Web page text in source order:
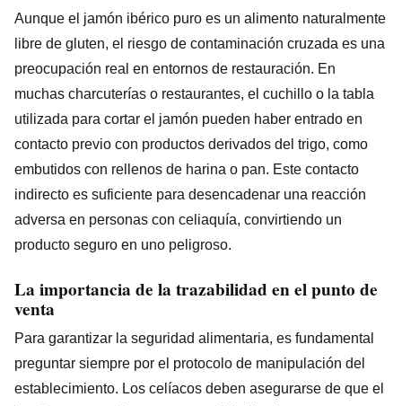
Aunque el jamón ibérico puro es un alimento naturalmente
libre de gluten, el riesgo de contaminación cruzada es una
preocupación real en entornos de restauración. En
muchas charcuterías o restaurantes, el cuchillo o la tabla
utilizada para cortar el jamón pueden haber entrado en
contacto previo con productos derivados del trigo, como
embutidos con rellenos de harina o pan. Este contacto
indirecto es suficiente para desencadenar una reacción
adversa en personas con celiaquía, convirtiendo un
producto seguro en uno peligroso.
La importancia de la trazabilidad en el punto de
venta
Para garantizar la seguridad alimentaria, es fundamental
preguntar siempre por el protocolo de manipulación del
establecimiento. Los celíacos deben asegurarse de que el